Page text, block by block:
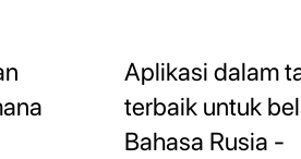
Aplikasi dalam
terbaik untuk
Bahasa Rusia -